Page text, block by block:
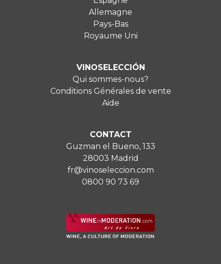
Allemagne
Pays-Bas
Royaume Uni
VINOSELECCIÓN
Qui sommes-nous?
Conditions Générales de vente
Aide
CONTACT
Guzman el Bueno, 133
28003 Madrid
fr@vinoseleccion.com
0800 90 73 69